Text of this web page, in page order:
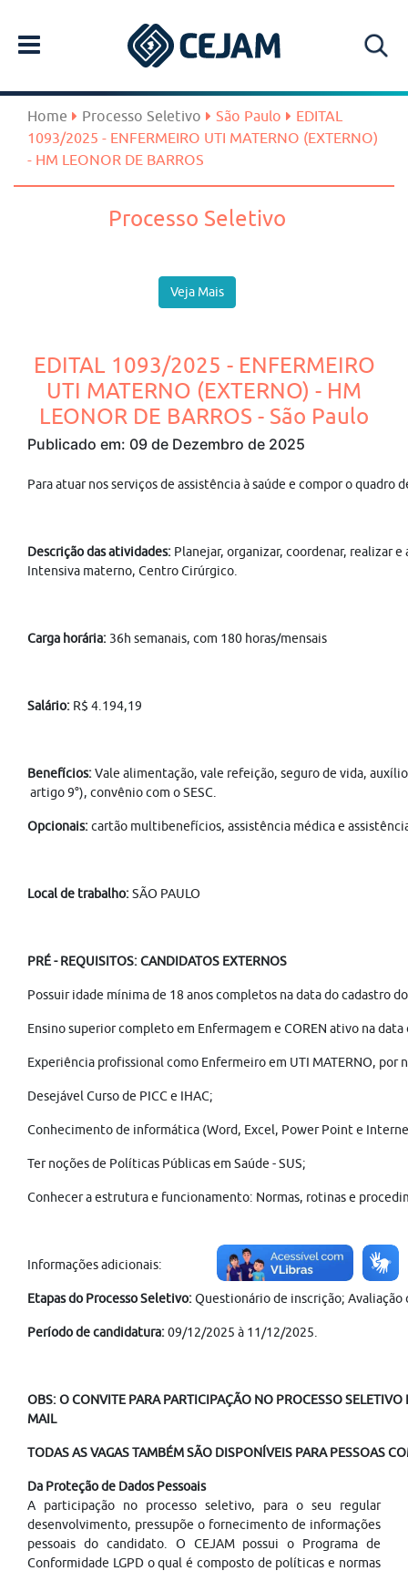
Home Processo Seletivo São Paulo
EDITAL
1093/2025 - ENFERMEIRO UTI MATERNO (EXTERNO)
- HM LEONOR DE BARROS
Processo Seletivo
Veja Mais
EDITAL 1093/2025 - ENFERMEIRO
UTI MATERNO (EXTERNO) - HM
LEONOR DE BARROS - São Paulo
Publicado em: 09 de Dezembro de 2025
Para atuar nos serviços de assistência à saúde e compor o
Descrição das atividades: Planejar, organizar, coordenar, realizar
Intensiva materno, Centro Cirúrgico.
Carga horária: 36h semanais, com 180 horas/mensais
Salário: R$ 4.194,19
Benefícios:Vale alimentação, vale refeição, seguro de vida,
artigo 9°), convênio com o SESC.
Opcionais:cartão multibenefícios, assistência médica e
Local de trabalho:SÃO PAULO
PRÉ - REQUISITOS: CANDIDATOS EXTERNOS
Possuir idade mínima de 18 anos completos na data do cadastro
Ensino superior completo em Enfermagem e COREN ativo na
Experiência profissional como Enfermeiro em UTI MATERNO, por
Desejável Curso de PICC e IHAC;
Conhecimento de informática (Word, Excel, Power Point e
Ter noções de Políticas Públicas em Saúde - SUS;
Conhecer a estrutura e funcionamento: Normas, rotinas e
Informações adicionais:
Etapas do Processo Seletivo:Questionário de inscrição;
Período de candidatura:09/12/2025 à 11/12/2025.
OBS: O CONVITE PARA PARTICIPAÇÃO NO PROCESSO SELETIVO
MAIL
TODAS AS VAGAS TAMBÉM SÃO DISPONÍVEIS PARA PESSOAS
Da Proteção de Dados Pessoais
A participação no processo seletivo, para o seu regular
desenvolvimento, pressupõe o fornecimento de informações
pessoais do candidato. O CEJAM possui o Programa de
Conformidade LGPD o qual é composto de políticas e normas